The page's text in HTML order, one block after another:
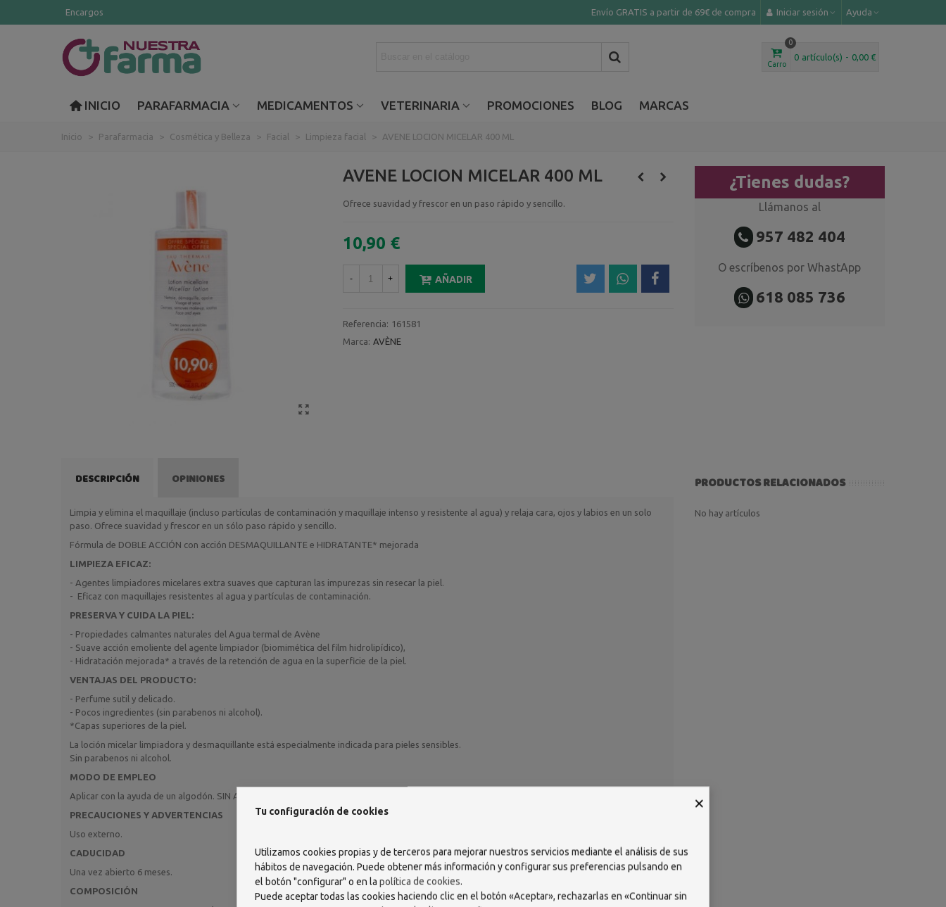
Encargos Envío GRATIS a partir de 69€ de compra Iniciar sesión Ayuda
Carro
0
0 artículo(s) - 0,00 €
INICIO PARAFARMACIA MEDICAMENTOS VETERINARIA PROMOCIONES BLOG MARCAS
Inicio > Parafarmacia > Cosmética y Belleza > Facial > Limpieza facial > AVENE LOCION MICELAR 400 ML
AVENE LOCION MICELAR 400 ML
Ofrece suavidad y frescor en un paso rápido y sencillo.
10,90 €
- + AÑADIR
Referencia: 161581
Marca: AVÈNE
¿Tienes dudas?
Llámanos al
957 482 404
O escríbenos por WhastApp
618 085 736
DESCRIPCIÓN OPINIONES
Limpia y elimina el maquillaje (incluso partículas de contaminación y maquillaje intenso y resistente al agua) y relaja cara, ojos y labios en un solo
paso. Ofrece suavidad y frescor en un sólo paso rápido y sencillo.
Fórmula de DOBLE ACCIÓN con acción DESMAQUILLANTE e HIDRATANTE* mejorada
LIMPIEZA EFICAZ:
- Agentes limpiadores micelares extra suaves que capturan las impurezas sin resecar la piel.
- Eficaz con maquillajes resistentes al agua y partículas de contaminación.
PRESERVA Y CUIDA LA PIEL:
- Propiedades calmantes naturales del Agua termal de Avène
- Suave acción emoliente del agente limpiador (biomimética del film hidrolipídico),
- Hidratación mejorada* a través de la retención de agua en la superficie de la piel.
VENTAJAS DEL PRODUCTO:
- Perfume sutil y delicado.
- Pocos ingredientes (sin parabenos ni alcohol).
*Capas superiores de la piel.
La loción micelar limpiadora y desmaquillante está especialmente indicada para pieles sensibles.
Sin parabenos ni alcohol.
MODO DE EMPLEO
Aplicar con la ayuda de un algodón. SIN ACLARADO.
PRECAUCIONES Y ADVERTENCIAS
Uso externo.
CADUCIDAD
Una vez abierto 6 meses.
COMPOSICIÓN
PRODUCTOS RELACIONADOS
No hay artículos
×
Tu configuración de cookies
Utilizamos cookies propias y de terceros para mejorar nuestros servicios mediante el análisis de sus
hábitos de navegación. Puede obtener más información y configurar sus preferencias pulsando en
el botón "configurar" o en la política de cookies.
Puede aceptar todas las cookies haciendo clic en el botón «Aceptar», rechazarlas en «Continuar sin